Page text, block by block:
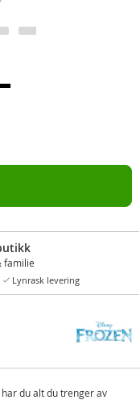
familie
Lynrask levering
du alt du trenger av